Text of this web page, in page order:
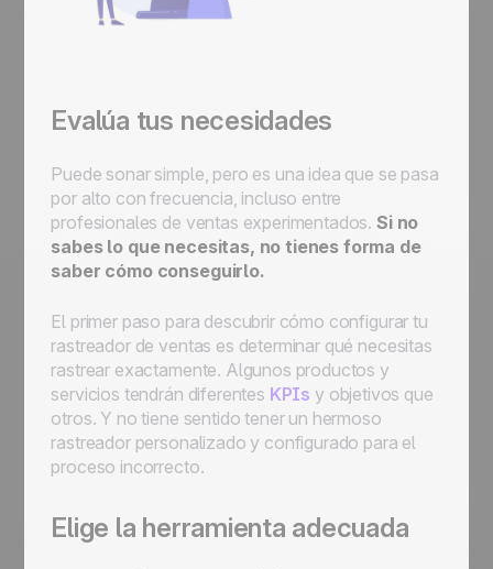
Evalúa tus necesidades
Puede sonar simple, pero es una idea que se pasa
por alto con frecuencia, incluso entre
profesionales de ventas experimentados. Si no
sabes lo que necesitas, no tienes forma de
saber cómo conseguirlo.
El primer paso para descubrir cómo configurar tu
rastreador de ventas es determinar qué necesitas
rastrear exactamente. Algunos productos y
servicios tendrán diferentes KPIs y objetivos que
otros. Y no tiene sentido tener un hermoso
rastreador personalizado y configurado para el
proceso incorrecto.
Elige la herramienta adecuada